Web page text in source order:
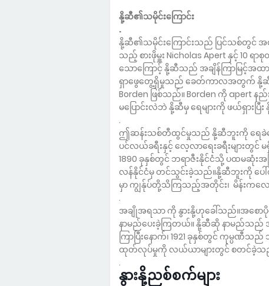
နို့ဆီ၏သမိုင်းကြောင်း
.
နို့ဆီ၏သမိုင်းကြောင်းသည် ပြင်သစ်တွင် အ
သည့် စားဖိုမှူး Nicholas Apert နှင့် 10
သောကြောင့် နို့ဆီသည် အချိန်ကြာမြင့်အထ
ရှာဖွေတွေ့ရှိမှုသည် ခေတ်ကာလအတွက် နို့
Borden ဖြစ်သည်။ Borden ကို apert န
မပြောင်းလဲဘဲ နို့ဆီမှ ရေများကို ဖယ်ရှာ
.
ဤဆန်းသစ်တီထွင်မှုသည် နို့ဆီဘူးကို ရေခဲသေ
ပင်လယ်ခရီးနှင့် လေ့လာရေးခရီးများတွ
1890 ခုနှစ်တွင် ဘရာဇီးနိုင်ငံသို့ ပထမဆုံး
လန်နိုင်ငံမှ တင်သွင်းခဲ့သည်။နို့ဆီဘူးကို ပေ
မှာ ကျွန်ုပ်တို့သိကြသည့်အတိုင်း၊ မိန်းကလေ
.
အချိုအရသာ ကို နွားနို့ဟုခေါ်သည်။အ
နာမည်ပေးခဲ့ကြတယ်။ နို့ဆီဆို နာမည်သ
ကြာပြီးနောက်၊ 1921 ခုနှစ်တွင် ကုမ္ပ
ထုတ်လုပ်မှုကို လယ်ယာများတွင် စတင်ခဲ့သ
.
နွားနို့ညစ်စက်များ